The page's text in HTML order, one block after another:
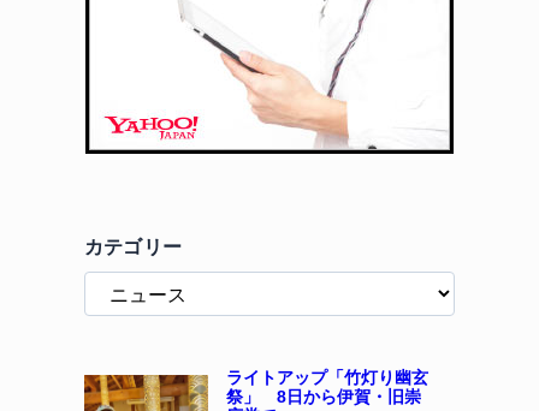
カテゴリー
ライトアップ「竹灯り幽玄
祭」 8日から伊賀・旧崇